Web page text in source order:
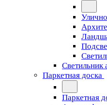
Светильник
Паркетная доска
Паркетная